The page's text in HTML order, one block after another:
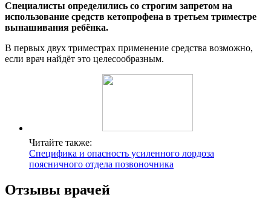
Специалисты определились со строгим запретом на
использование средств кетопрофена в третьем триместре
вынашивания ребёнка.
В первых двух триместрах применение средства возможно,
если врач найдёт это целесообразным.
Читайте также:
Специфика и опасность усиленного лордоза
поясничного отдела позвоночника
Отзывы врачей